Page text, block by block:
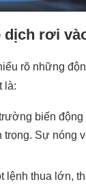
dịch rơi
rõ những
là:
biến động
trọng. Sự nóng
lệnh thua lớn,